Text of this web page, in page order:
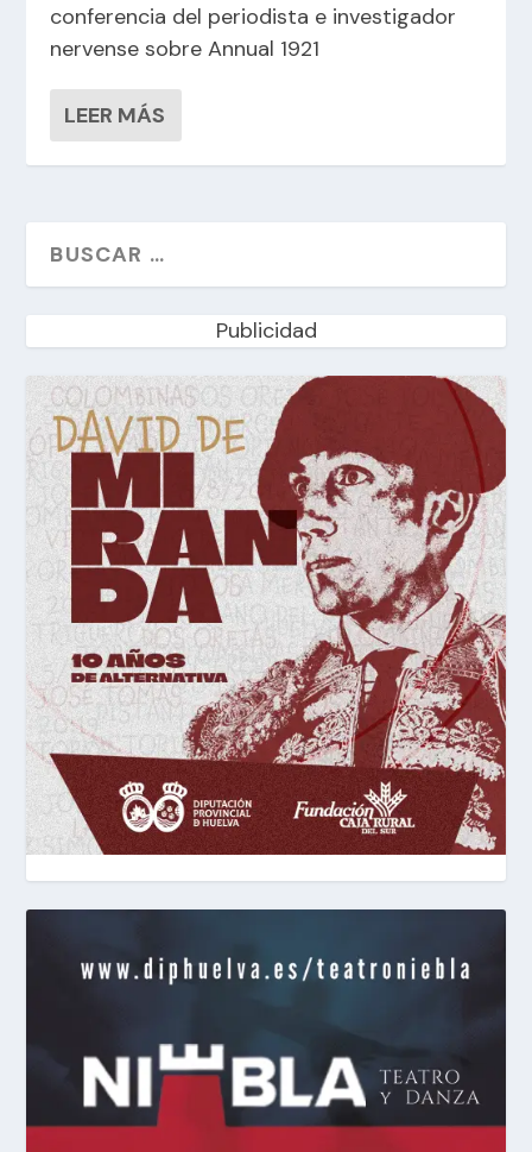
conferencia del periodista e investigador
nervense sobre Annual 1921
LEER MÁS
Publicidad